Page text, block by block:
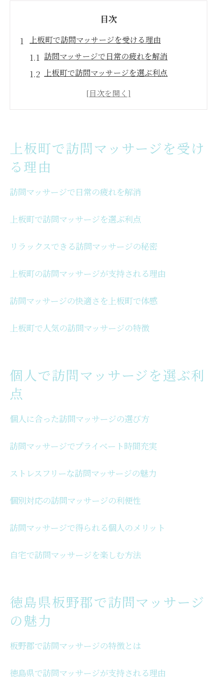
目次
上板町で訪問マッサージを受ける理由
訪問マッサージで日常の疲れを解消
上板町で訪問マッサージを選ぶ利点
リラックスできる訪問マッサージの秘密
個人で訪問マッサージを選ぶ利点
個人に合った訪問マッサージの選び方
訪問マッサージでプライベート時間充実
個別対応の訪問マッサージの利便性
徳島県板野郡で訪問マッサージの魅力
徳島県で訪問マッサージが支持される理由
訪問マッサージの人気の秘密を探る
訪問マッサージを自宅で快適に受ける方法
自宅で訪問マッサージを楽しむための秘訣
訪問マッサージが自宅で人気の理由
訪問マッサージが上板町で人気の理由
訪問マッサージの人気の秘密を探る
上板町で訪問マッサージが支持される理由
訪問マッサージで上板町の生活が豊かに
板野郡で訪問マッサージのメリットを探る
訪問マッサージが板野郡で注目される理由
板野郡で訪問マッサージの利点を活かす
上板町で訪問マッサージを受け
る理由
訪問マッサージで日常の疲れを解消
上板町で訪問マッサージを選ぶ利点
リラックスできる訪問マッサージの秘密
上板町の訪問マッサージが支持される理由
訪問マッサージの快適さを上板町で体感
上板町で人気の訪問マッサージの特徴
個人で訪問マッサージを選ぶ利
点
個人に合った訪問マッサージの選び方
訪問マッサージでプライベート時間充実
ストレスフリーな訪問マッサージの魅力
個別対応の訪問マッサージの利便性
訪問マッサージで得られる個人のメリット
自宅で訪問マッサージを楽しむ方法
徳島県板野郡で訪問マッサージ
の魅力
板野郡で訪問マッサージの特徴とは
徳島県で訪問マッサージが支持される理由